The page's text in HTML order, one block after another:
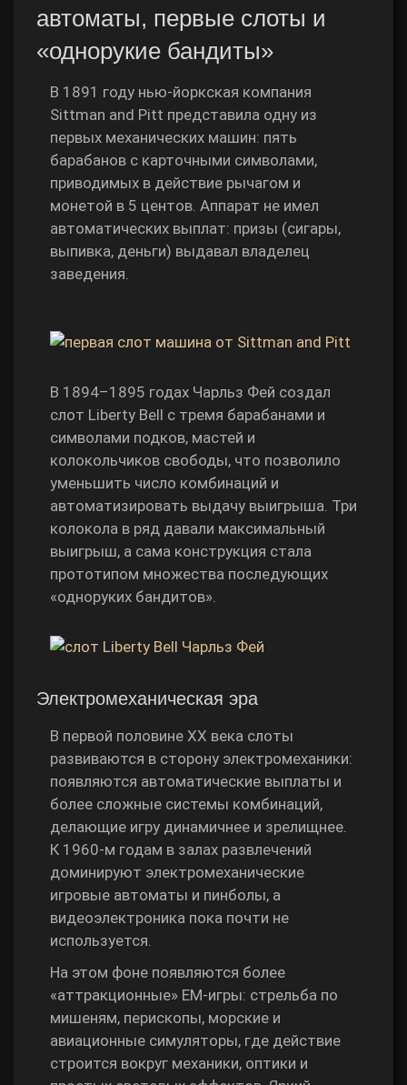
автоматы, первые слоты и
«однорукие бандиты»
В 1891 году нью‑йоркская компания
Sittman and Pitt представила одну из
первых механических машин: пять
барабанов с карточными символами,
приводимых в действие рычагом и
монетой в 5 центов. Аппарат не имел
автоматических выплат: призы (сигары,
выпивка, деньги) выдавал владелец
заведения.
В 1894–1895 годах Чарльз Фей создал
слот Liberty Bell с тремя барабанами и
символами подков, мастей и
колокольчиков свободы, что позволило
уменьшить число комбинаций и
автоматизировать выдачу выигрыша. Три
колокола в ряд давали максимальный
выигрыш, а сама конструкция стала
прототипом множества последующих
«одноруких бандитов».
Электромеханическая эра
В первой половине XX века слоты
развиваются в сторону электромеханики:
появляются автоматические выплаты и
более сложные системы комбинаций,
делающие игру динамичнее и зрелищнее.
К 1960‑м годам в залах развлечений
доминируют электромеханические
игровые автоматы и пинболы, а
видеоэлектроника пока почти не
используется.
На этом фоне появляются более
«аттракционные» EM‑игры: стрельба по
мишеням, перископы, морские и
авиационные симуляторы, где действие
строится вокруг механики, оптики и